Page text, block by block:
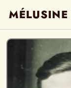
MÉLUSINE